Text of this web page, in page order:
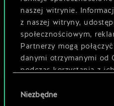
naszej witrynie.
z naszej witryny,
społecznościowym,
Partnerzy mogą
danymi otrzymanymi od
podczas korzystania z
używanie plików cookie.
zgody
Niezbędne